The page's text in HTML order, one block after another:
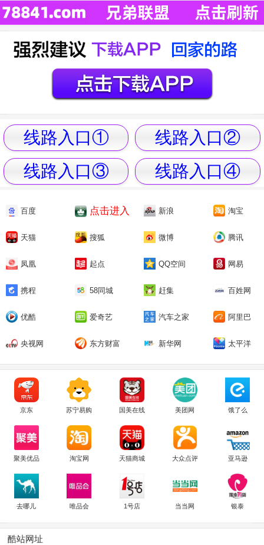
线路入口①
线路入口②
线路入口③
线路入口④
百度 点击进入 新浪 淘宝
天猫 搜狐 微博 腾讯
凤凰 起点 QQ空间 网易
携程 58同城 赶集 百姓网
优酷 爱奇艺 汽车之家 阿里巴
巴
央视网 东方财富 新华网 太平洋
京东 苏宁易购 国美在线 美团网 饿了么
聚美优品 淘宝网 天猫商城 大众点评 亚马逊
去哪儿 唯品会 1号店 当当网 银泰
酷站网址